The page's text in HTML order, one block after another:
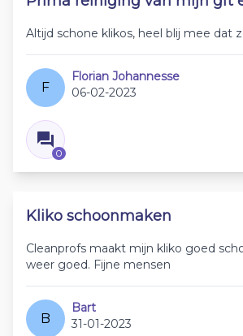
Altijd schone klikos, heel blij mee dat
F
Florian Johannesse
06-02-2023
0
Kliko schoonmaken
Cleanprofs maakt mijn kliko goed
weer goed. Fijne mensen
B
Bart
31-01-2023